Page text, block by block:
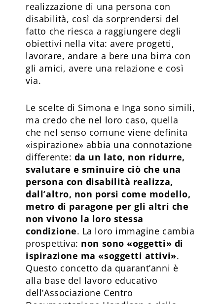
realizzazione di una persona con
disabilità, così da sorprendersi del
fatto che riesca a raggiungere degli
obiettivi nella vita: avere progetti,
lavorare, andare a bere una birra con
gli amici, avere una relazione e così
via.
Le scelte di Simona e Inga sono simili,
ma credo che nel loro caso, quella
che nel senso comune viene definita
«ispirazione» abbia una connotazione
differente: da un lato, non ridurre,
svalutare e sminuire ciò che una
persona con disabilità realizza,
dall’altro, non porsi come modello,
metro di paragone per gli altri che
non vivono la loro stessa
condizione. La loro immagine cambia
prospettiva: non sono «oggetti» di
ispirazione ma «soggetti attivi».
Questo concetto da quarant’anni è
alla base del lavoro educativo
dell’Associazione Centro